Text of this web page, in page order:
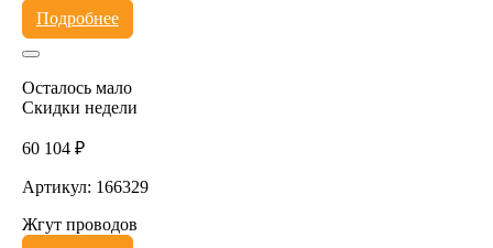
Подробнее
Осталось мало
Скидки недели
60 104 ₽
Артикул: 166329
Жгут проводов